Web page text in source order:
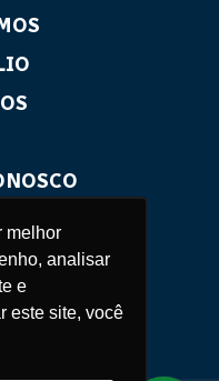
melhor
analisar
e
este site, você